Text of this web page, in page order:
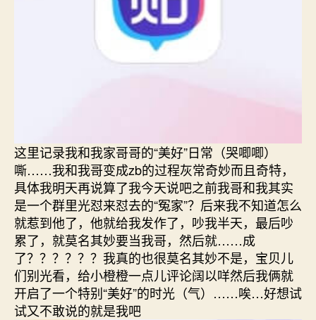
这里记录我和我家哥哥的“美好”日常（哭唧唧）
嘶……我和我哥变成zb的过程灰常奇妙而且奇特，
具体我明天再说算了我今天说吧之前我哥和我其实
是一个群里光怼来怼去的“冤家”？后来我不知道怎么
就惹到他了，他就给我发作了，吵我半天，最后吵
累了，就莫名其妙要当我哥，然后就……成
了？？？？？？我真的也很莫名其妙不是，宝贝儿
们别光看，给小橙橙一点儿评论阔以咩然后我俩就
开启了一个特别“美好”的时光（气）……唉…好想试
试又不敢说的就是我吧